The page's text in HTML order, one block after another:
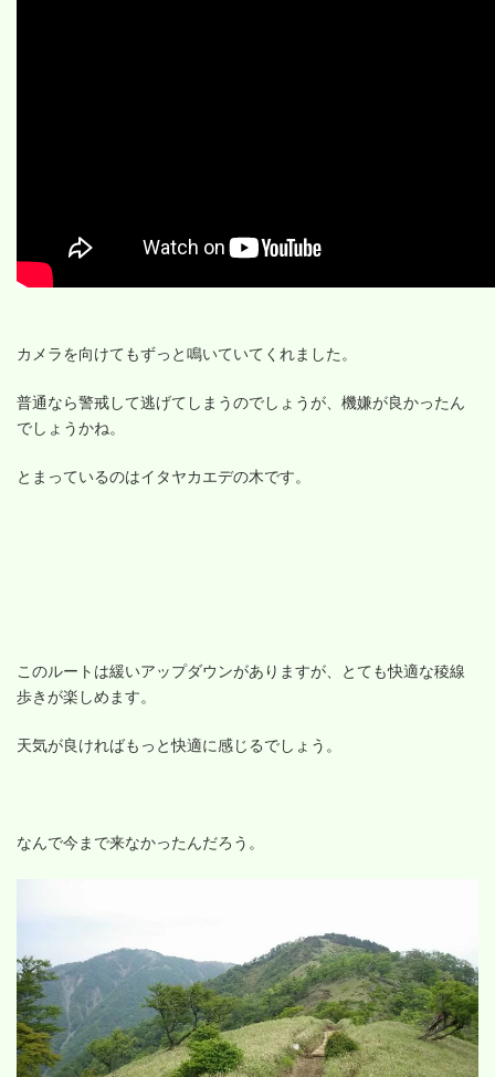
カメラを向けてもずっと鳴いていてくれました。
普通なら警戒して逃げてしまうのでしょうが、機嫌が良かったん
でしょうかね。
とまっているのはイタヤカエデの木です。
このルートは緩いアップダウンがありますが、とても快適な稜線
歩きが楽しめます。
天気が良ければもっと快適に感じるでしょう。
なんで今まで来なかったんだろう。